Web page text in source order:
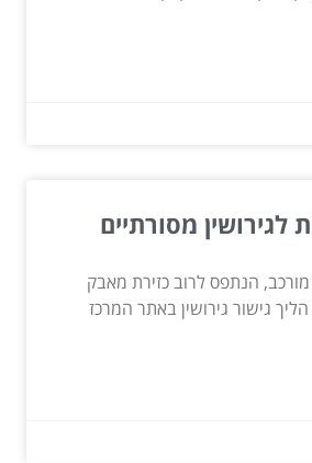
לגירושין מסורתיים
מורכב, הנתפס לרוב כזירת מאבק
גישור גירושין באתר המרכז